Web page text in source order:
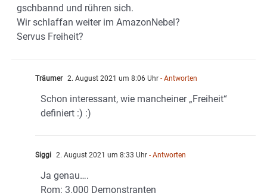
gschbannd und rühren sich.
Wir schlaffan weiter im AmazonNebel?
Servus Freiheit?
Träumer 2. August 2021 um 8:06 Uhr - Antworten
Schon interessant, wie mancheiner „Freiheit“
definiert :) :)
Siggi 2. August 2021 um 8:33 Uhr - Antworten
Ja genau….
Rom: 3.000 Demonstranten